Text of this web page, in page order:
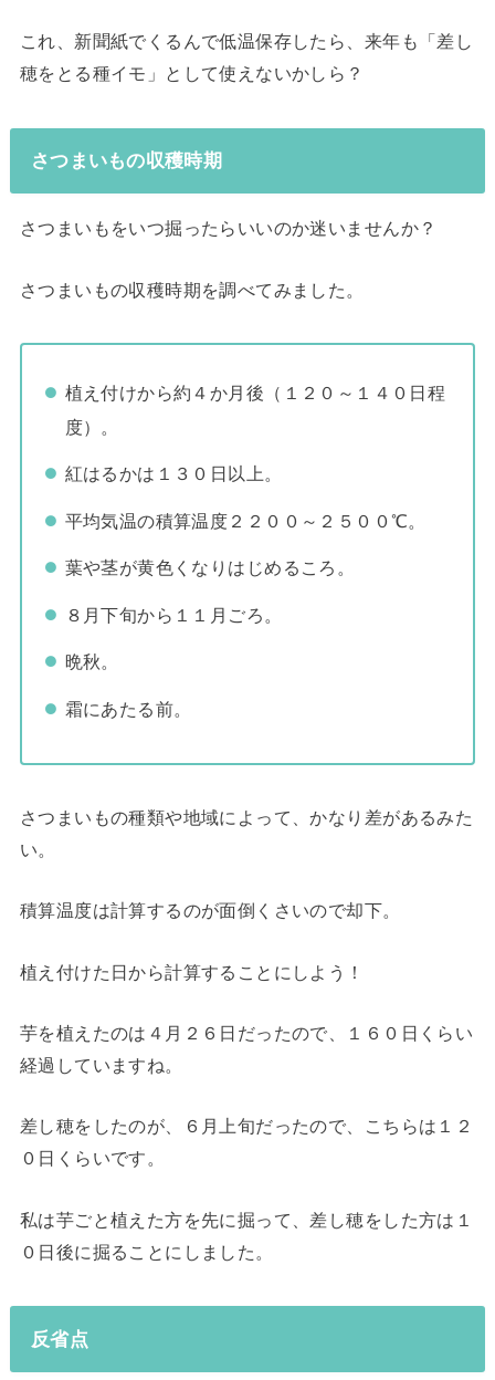
これ、新聞紙でくるんで低温保存したら、来年も「差し
穂をとる種イモ」として使えないかしら？
さつまいもの収穫時期
さつまいもをいつ掘ったらいいのか迷いませんか？
さつまいもの収穫時期を調べてみました。
植え付けから約４か月後（１２０～１４０日程
度）。
紅はるかは１３０日以上。
平均気温の積算温度２２００～２５００℃。
葉や茎が黄色くなりはじめるころ。
８月下旬から１１月ごろ。
晩秋。
霜にあたる前。
さつまいもの種類や地域によって、かなり差があるみた
い。
積算温度は計算するのが面倒くさいので却下。
植え付けた日から計算することにしよう！
芋を植えたのは４月２６日だったので、１６０日くらい
経過していますね。
差し穂をしたのが、６月上旬だったので、こちらは１２
０日くらいです。
私は芋ごと植えた方を先に掘って、差し穂をした方は１
０日後に掘ることにしました。
反省点